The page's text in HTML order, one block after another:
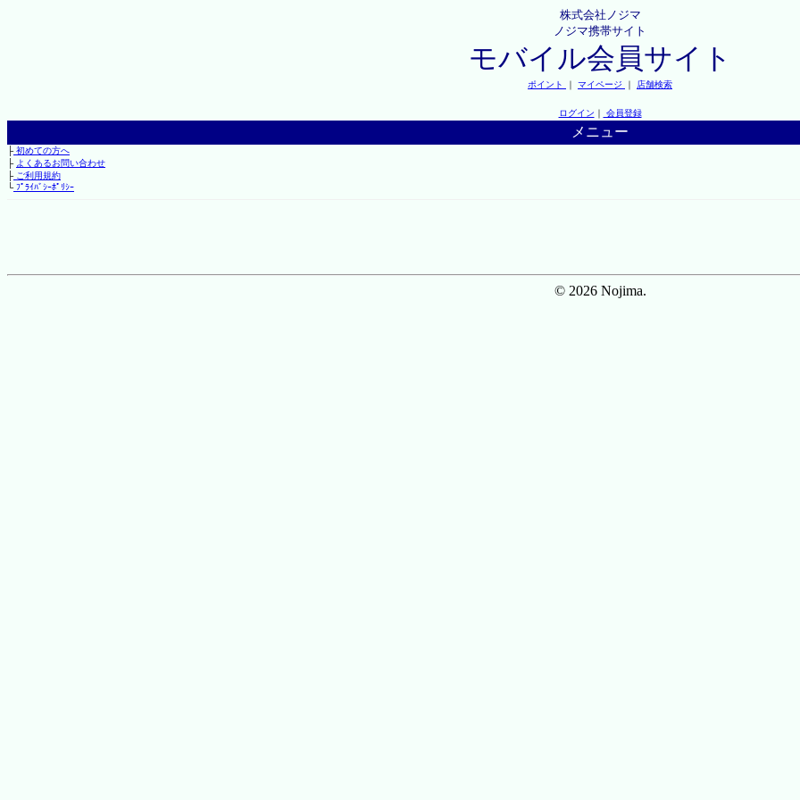
株式会社ノジマ
ノジマ携帯サイト
モバイル会員サイト
ポイント ｜ マイページ ｜ 店舗検索
ログイン ｜ 会員登録
メニュー
├初めての方へ
├ よくあるお問い合わせ
├ご利用規約
└ﾌﾟﾗｲﾊﾞｼｰﾎﾟﾘｼｰ
© 2026 Nojima.